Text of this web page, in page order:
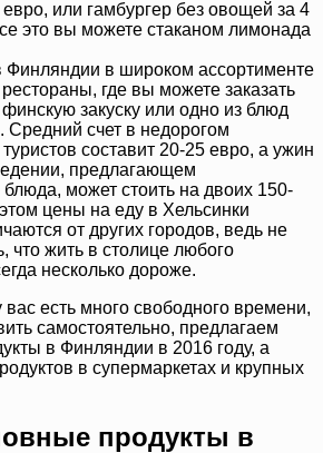
евро, или гамбургер без овощей за 4
это вы можете стаканом лимонада
Финляндии в широком ассортименте
где вы можете заказать
закуску или одно из блюд
Средний счет в недорогом
составит 20-25 евро, а ужин
предлагающем
может стоить на двоих 150-
цены на еду в Хельсинки
от других городов, ведь не
что жить в столице любого
несколько дороже.
вас есть много свободного времени,
самостоятельно, предлагаем
в Финляндии в 2016 году, а
в супермаркетах и крупных
продукты в